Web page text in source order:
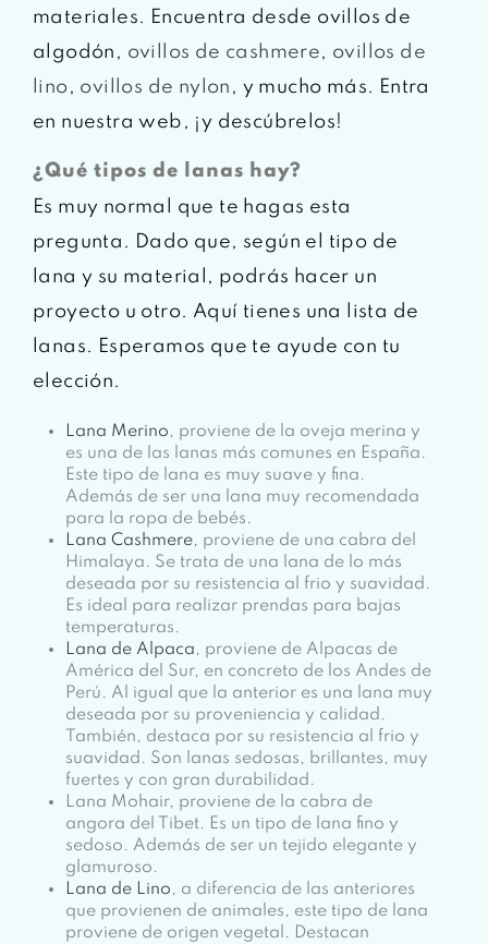
materiales. Encuentra desde ovillos de
algodón, ovillos de cashmere, ovillos de
lino, ovillos de nylon , y mucho más. Entra
en nuestra web, ¡y descúbrelos!
¿Qué tipos de lanas hay?
Es muy normal que te hagas esta
pregunta. Dado que, según el tipo de
lana y su material, podrás hacer un
proyecto u otro. Aquí tienes una lista de
lanas. Esperamos que te ayude con tu
elección.
Lana Merino, proviene de la oveja merina y
es una de las lanas más comunes en España.
Este tipo de lana es muy suave y fina.
Además de ser una lana muy recomendada
para la ropa de bebés.
Lana Cashmere, proviene de una cabra del
Himalaya. Se trata de una lana de lo más
deseada por su resistencia al frio y suavidad.
Es ideal para realizar prendas para bajas
temperaturas.
Lana de Alpaca, proviene de Alpacas de
América del Sur, en concreto de los Andes de
Perú. Al igual que la anterior es una lana muy
deseada por su proveniencia y calidad.
También, destaca por su resistencia al frio y
suavidad. Son lanas sedosas, brillantes, muy
fuertes y con gran durabilidad.
Lana Mohair, proviene de la cabra de
angora del Tibet. Es un tipo de lana fino y
sedoso. Además de ser un tejido elegante y
glamuroso.
Lana de Lino, a diferencia de las anteriores
que provienen de animales, este tipo de lana
proviene de origen vegetal. Destacan